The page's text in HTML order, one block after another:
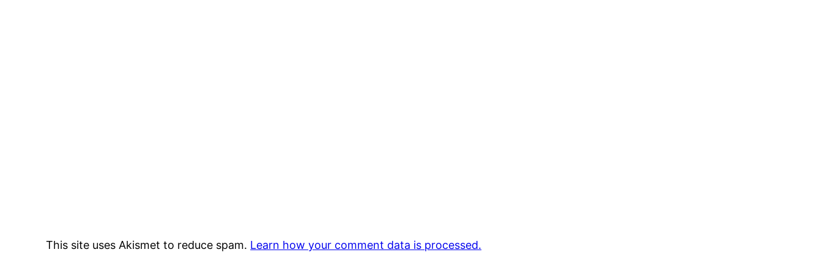
This site uses Akismet to reduce spam. Learn how your comment data is processed.